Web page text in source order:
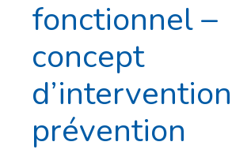
fonctionnel –
concept
prévention